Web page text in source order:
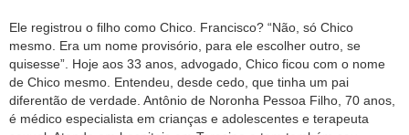
Ele registrou o filho como Chico. Francisco? “Não, só Chico
mesmo. Era um nome provisório, para ele escolher outro, se
quisesse”. Hoje aos 33 anos, advogado, Chico ficou com o nome
de Chico mesmo. Entendeu, desde cedo, que tinha um pai
diferentão de verdade. Antônio de Noronha Pessoa Filho, 70 anos,
é médico especialista em crianças e adolescentes e terapeuta